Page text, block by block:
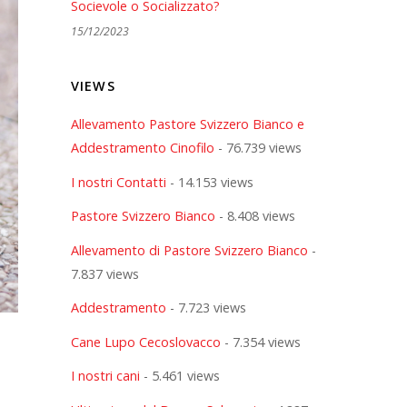
Socievole o Socializzato?
15/12/2023
VIEWS
Allevamento Pastore Svizzero Bianco e
Addestramento Cinofilo - 76.739 views
I nostri Contatti - 14.153 views
Pastore Svizzero Bianco - 8.408 views
Allevamento di Pastore Svizzero Bianco -
7.837 views
Addestramento - 7.723 views
Cane Lupo Cecoslovacco - 7.354 views
I nostri cani - 5.461 views